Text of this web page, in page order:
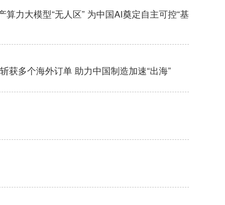
力大模型“无人区” 为中国AI奠定自主可控“基
获多个海外订单 助力中国制造加速“出海”